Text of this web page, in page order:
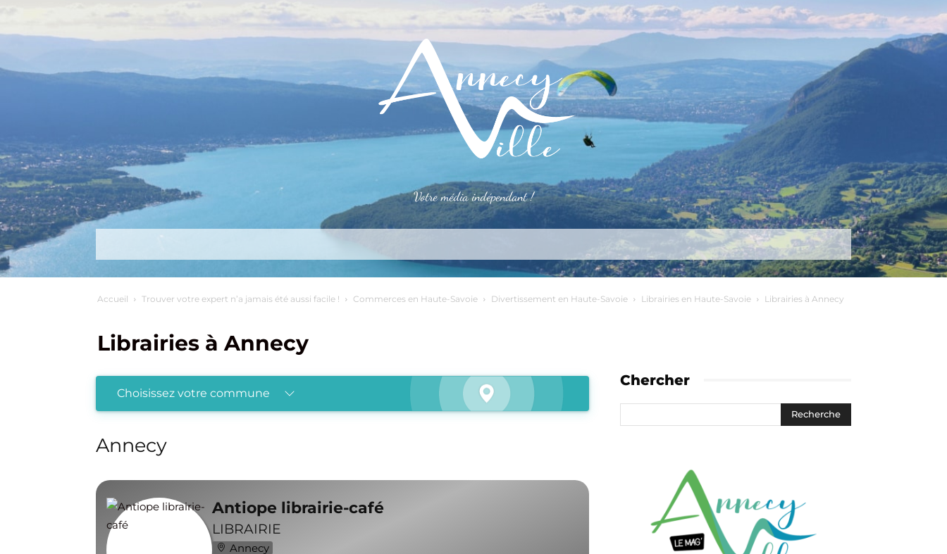
Votre média indépendant !
Alertez-nous Plus
Accueil Trouver votre expert n’a jamais été aussi facile ! Commerces en Haute-Savoie Divertissement en Haute-Savoie Librairies en Haute-Savoie Librairies à Annecy
Librairies à Annecy
Choisissez votre commune
Annecy
Antiope librairie-café
LIBRAIRIE
Annecy
Chercher